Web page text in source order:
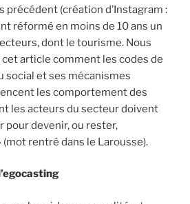
précédent (création d’Instagram :
réformé en moins de 10 ans un
dont le tourisme. Nous
article comment les codes de
social et ses mécanismes
les comportement des
les acteurs du secteur doivent
pour devenir, ou rester,
(mot rentré dans le Larousse).